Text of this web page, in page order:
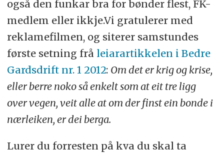
også den funkar bra for bønder flest, FK-
medlem eller ikkje.Vi gratulerer med
reklamefilmen, og siterer samstundes
første setning frå leiarartikkelen i Bedre
Gardsdrift nr. 1 2012: Om det er krig og krise,
eller berre noko så enkelt som at eit tre ligg
over vegen, veit alle at om der finst ein bonde i
nærleiken, er dei berga.
Lurer du forresten på kva du skal ta